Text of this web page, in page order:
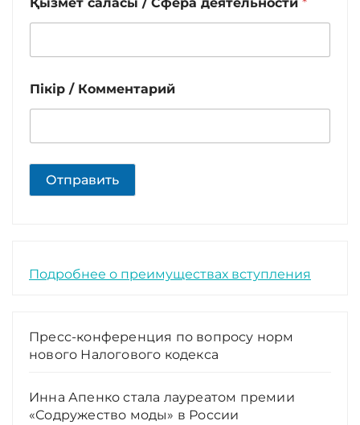
Пікір / Комментарий
Отправить
Подробнее о преимуществах вступления
Пресс-конференция по вопросу норм
нового Налогового кодекса
Инна Апенко стала лауреатом премии
«Содружество моды» в России